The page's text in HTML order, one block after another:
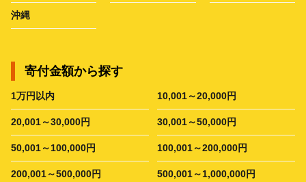
沖縄
寄付金額から探す
1万円以内 10,001～20,000円
20,001～30,000円 30,001～50,000円
50,001～100,000円 100,001～200,000円
200,001～500,000円 500,001～1,000,000円